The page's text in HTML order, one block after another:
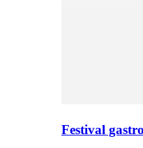
Festival